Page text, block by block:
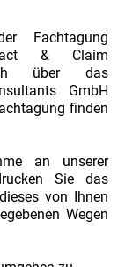
Fachtagung
& Claim
über das
GmbH
finden
an unserer
Sie das
von Ihnen
Wegen